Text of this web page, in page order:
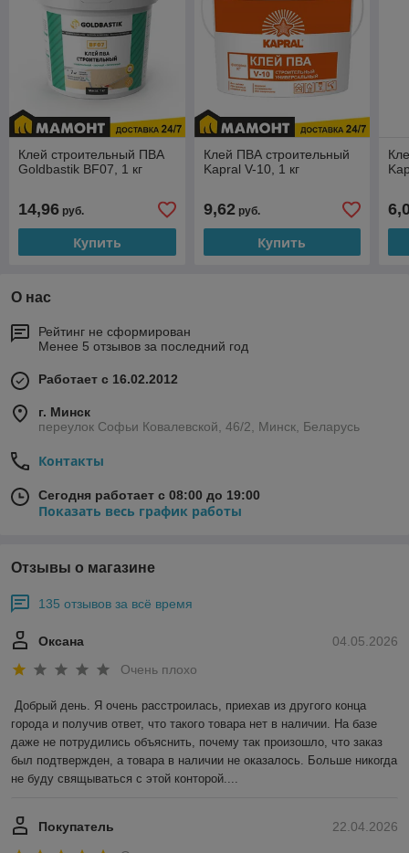
Клей строительный ПВА
Goldbastik BF07, 1 кг
14,96 руб.
Купить
Клей ПВА строительный
Kapral V-10, 1 кг
9,62руб.
Купить
О нас
Рейтинг не сформирован
Менее 5 отзывов за последний год
Работает с 16.02.2012
г. Минск
переулок Софьи Ковалевской, 46/2, Минск, Беларусь
Контакты
Сегодня работает с 08:00 до 19:00
Показать весь график работы
Отзывы о магазине
135 отзывов за всё время
04.05.2026
Оксана
Очень плохо
Добрый день. Я очень расстроилась, приехав из другого конца
города и получив ответ, что такого товара нет в наличии. На базе
даже не потрудились объяснить, почему так произошло, что заказ
был подтвержден, а товара в наличии не оказалось. Больше никогда
не буду свящываться с этой конторой....
22.04.2026
Покупатель